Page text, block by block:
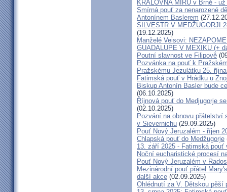
KRÁLOVNA MÍRU v Brně -
Smírná pouť za nenarozené
Antonínem Baslerem
SILVESTR V MEDŽUGORJI
(19.12.2025)
Manželé Veisovi:
GUADALUPE V MEXIKU (+
Poutní slavnost ve Filipově
Pozvánka na pouť k
Pražskému Jezulátku 25.
Fatimská pouť v Hrádku u
Biskup Antonín Basler bude
(06.10.2025)
Říjnová pouť do Medjugorje
(02.10.2025)
Pozvání na obnovu přátelství
v Sievernichu (29.09.2025)
Pouť Nový Jeruzalém - říjen
Chlapská pouť do Medžugorje
13. září 2025 - Fatimská pouť
Noční eucharistické procesí
Pouť Nový Jeruzalém v
Mezinárodní pouť přátel
další akce (02.09.2025)
Ohlédnutí za V. Dětskou pěší